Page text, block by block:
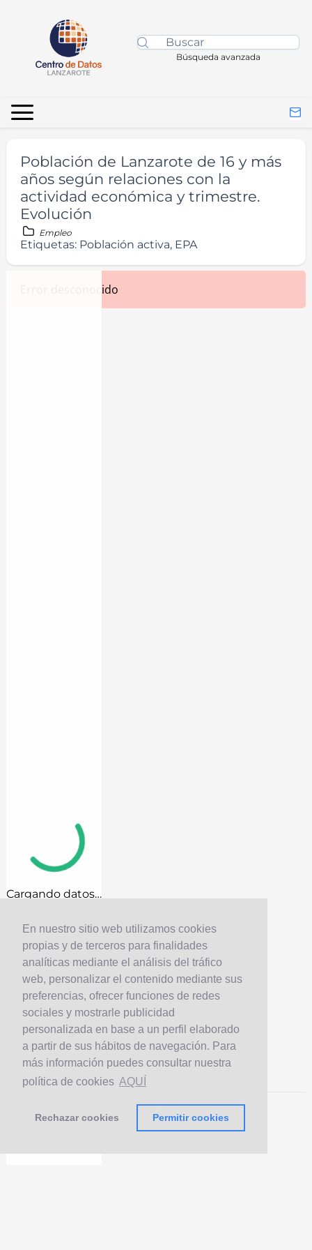
En nuestro sitio web utilizamos cookies
propias y de terceros para finalidades
analíticas mediante el análisis del tráfico
web, personalizar el contenido mediante sus
preferencias, ofrecer funciones de redes
sociales y mostrarle publicidad
personalizada en base a un perfil elaborado
a partir de sus hábitos de navegación. Para
más información puedes consultar nuestra
política de cookies AQUÍ
Rechazar cookies Permitir cookies
Búsqueda avanzada
Población de Lanzarote de 16 y más
años según relaciones con la
actividad económica y trimestre.
Evolución
Empleo
Etiquetas: Población activa, EPA
Cargando datos…